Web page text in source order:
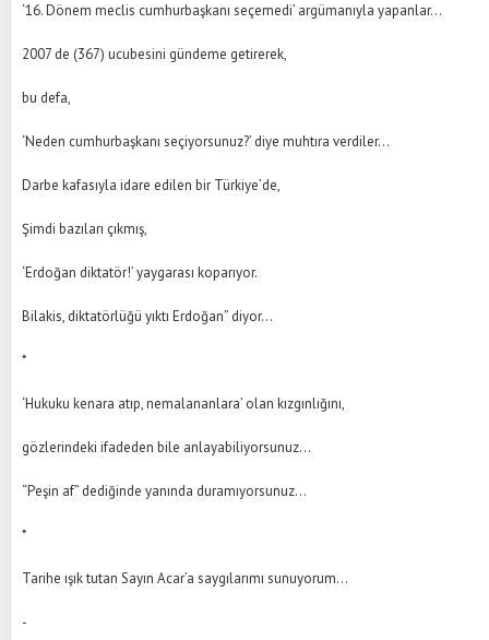
‘16. Dönem meclis cumhurbaşkanı seçemedi’ argümanıyla yapanlar…
2007 de (367) ucubesini gündeme getirerek,
bu defa,
‘Neden cumhurbaşkanı seçiyorsunuz?’ diye muhtıra verdiler…
Darbe kafasıyla idare edilen bir Türkiye’de,
Şimdi bazıları çıkmış,
‘Erdoğan diktatör!’ yaygarası koparıyor.
Bilakis, diktatörlüğü yıktı Erdoğan” diyor…
*
‘Hukuku kenara atıp, nemalananlara’ olan kızgınlığını,
gözlerindeki ifadeden bile anlayabiliyorsunuz…
“Peşin af” dediğinde yanında duramıyorsunuz…
*
Tarihe ışık tutan Sayın Acar’a saygılarımı sunuyorum…
-